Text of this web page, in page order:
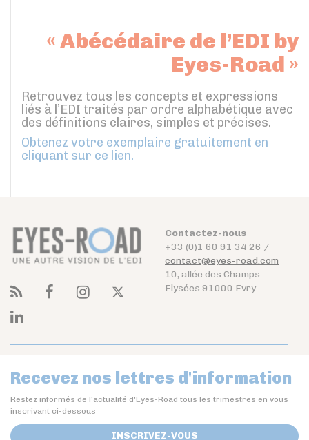
« Abécédaire de l’EDI by
Eyes-Road »
Retrouvez tous les concepts et expressions
liés à l’EDI traités par ordre alphabétique avec
des définitions claires, simples et précises.
Obtenez votre exemplaire gratuitement en
cliquant sur ce lien.
Contactez-nous
+33 (0)1 60 91 34 26 /
contact@eyes-road.com
10, allée des Champs-
Elysées 91000 Evry
Recevez nos lettres d'information
Restez informés de l'actualité d'Eyes-Road tous les trimestres en vous
inscrivant ci-dessous
INSCRIVEZ-VOUS